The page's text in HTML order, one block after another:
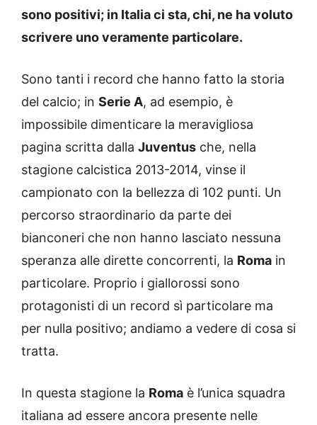
sono positivi; in Italia ci sta, chi, ne ha voluto
scrivere uno veramente particolare.
Sono tanti i record che hanno fatto la storia
del calcio; in Serie A, ad esempio, è
impossibile dimenticare la meravigliosa
pagina scritta dalla Juventus che, nella
stagione calcistica 2013-2014, vinse il
campionato con la bellezza di 102 punti. Un
percorso straordinario da parte dei
bianconeri che non hanno lasciato nessuna
speranza alle dirette concorrenti, la Roma in
particolare. Proprio i giallorossi sono
protagonisti di un record sì particolare ma
per nulla positivo; andiamo a vedere di cosa si
tratta.
In questa stagione la Roma è l’unica squadra
italiana ad essere ancora presente nelle